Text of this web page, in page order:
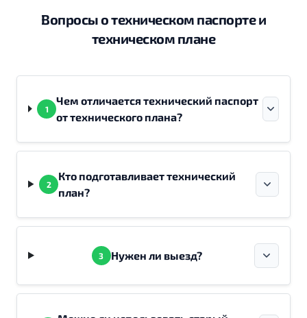
Вопросы о техническом паспорте и
техническом плане
1
Чем отличается технический паспорт
от технического плана?
2
Кто подготавливает технический
план?
3 Нужен ли выезд?